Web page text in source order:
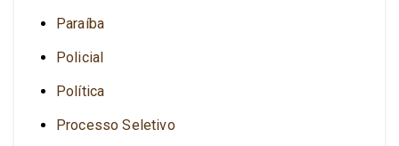
Paraíba
Policial
Política
Processo Seletivo